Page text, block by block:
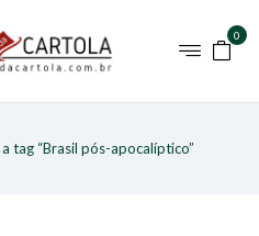
0
tag “Brasil pós-apocalíptico”